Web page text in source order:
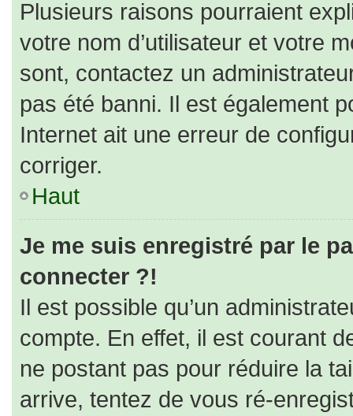
Plusieurs raisons pourraient
votre nom d’utilisateur et votre
sont, contactez un
pas été banni. Il est également
Internet ait une erreur de
corriger.
Haut
Je me suis enregistré par le
connecter ?!
Il est possible qu’un
compte. En effet, il est courant
ne postant pas pour réduire la
arrive, tentez de vous ré-